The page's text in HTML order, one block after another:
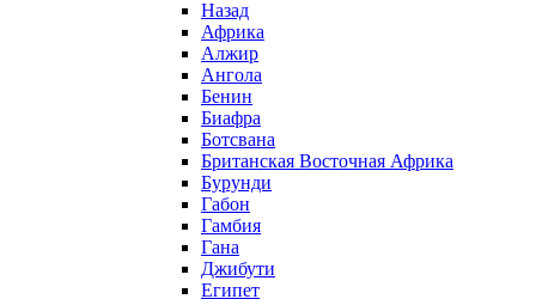
Назад
Африка
Алжир
Ангола
Бенин
Биафра
Ботсвана
Британская Восточная Африка
Бурунди
Габон
Гамбия
Гана
Джибути
Египет